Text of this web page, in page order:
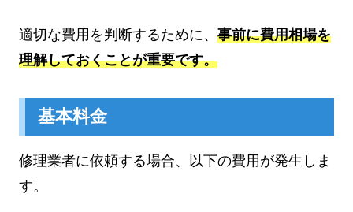
適切な費用を判断するために、 事前に費用相場を
理解しておくことが重要です。
基本料金
修理業者に依頼する場合、以下の費用が発生しま
す。